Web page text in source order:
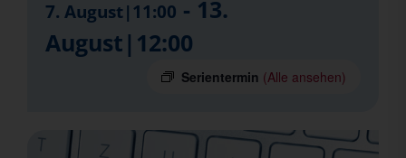
7. August|11:00 - 13.
August|12:00
Serientermin (Alle ansehen)